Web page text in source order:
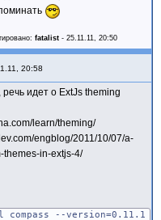
fatalist - 25.11.11, 20:50
20:58
идет о ExtJs theming
learn/theming/
engblog/2011/10/07/a-
themes-in-extjs-4/
compass --version=0.11.1